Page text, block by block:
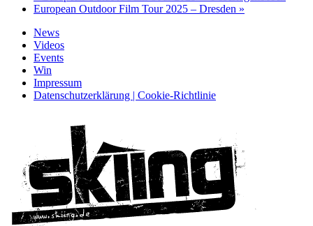
European Outdoor Film Tour 2025 – Dresden »
News
Videos
Events
Win
Impressum
Datenschutzerklärung | Cookie-Richtlinie